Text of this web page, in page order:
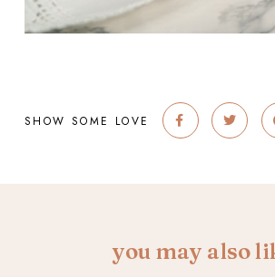
SHOW SOME LOVE
you may also